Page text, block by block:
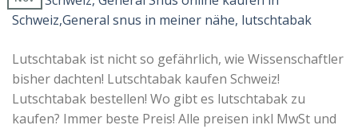
Lutschtabak ist nicht so gefährlich, wie Wissenschaftler
bisher dachten! Lutschtabak kaufen Schweiz!
Lutschtabak bestellen! Wo gibt es lutschtabak zu
kaufen? Immer beste Preis! Alle preisen inkl MwSt und